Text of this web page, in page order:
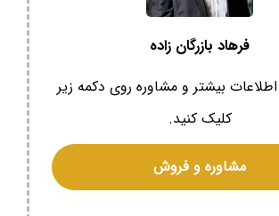
فرهاد بازرگان زاده
بیشتر و مشاوره روی دکمه زیر
کلیک کنید.
مشاوره و فروش